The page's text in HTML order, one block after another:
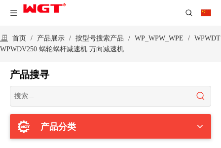
首页 / 产品展示 / 按型号搜索产品 / WP_WPW_WPE / WPWDT
WPWDV250 蜗轮蜗杆减速机 万向减速机
产品搜寻
产品分类